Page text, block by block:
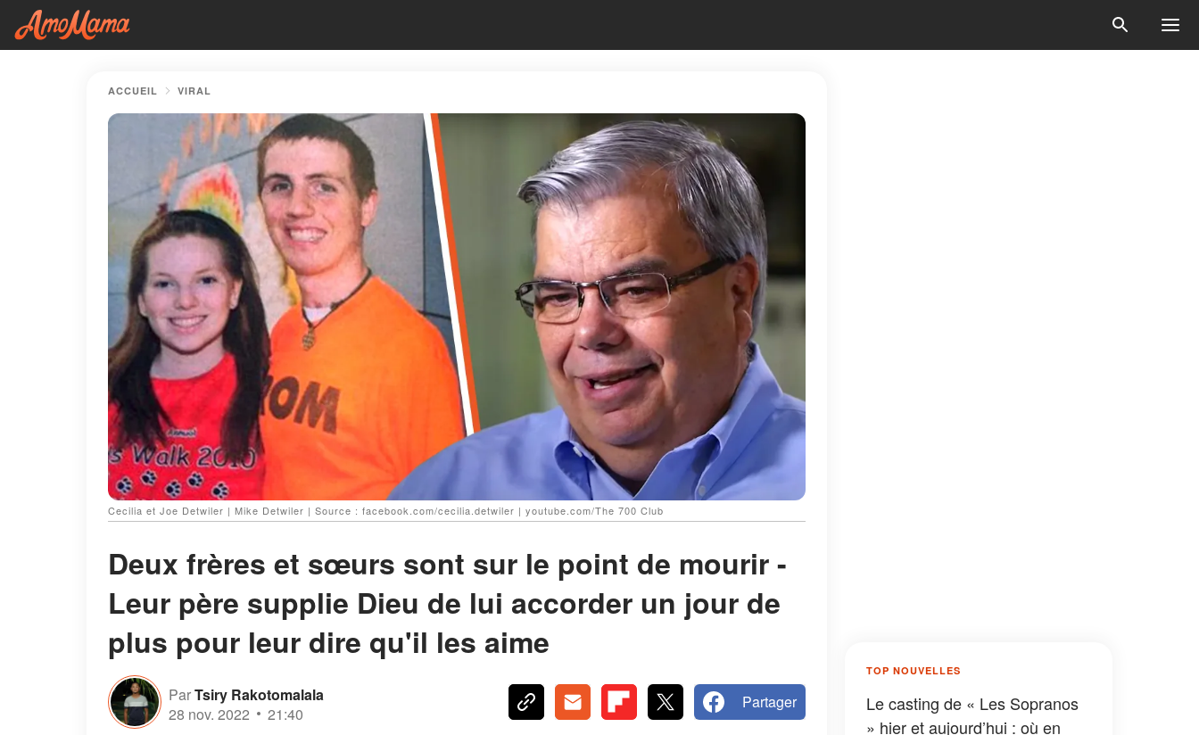
ACCUEIL VIRAL
Cecilia et Joe Detwiler | Mike Detwiler | Source : facebook.com/cecilia.detwiler | youtube.com/The 700 Club
Deux frères et sœurs sont sur le point de mourir -
Leur père supplie Dieu de lui accorder un jour de
plus pour leur dire qu'il les aime
ParTsiry Rakotomalala
28 nov. 2022
21:40
Partager
TOP NOUVELLES
Le casting de « Les Sopranos
» hier et aujourd’hui : où en